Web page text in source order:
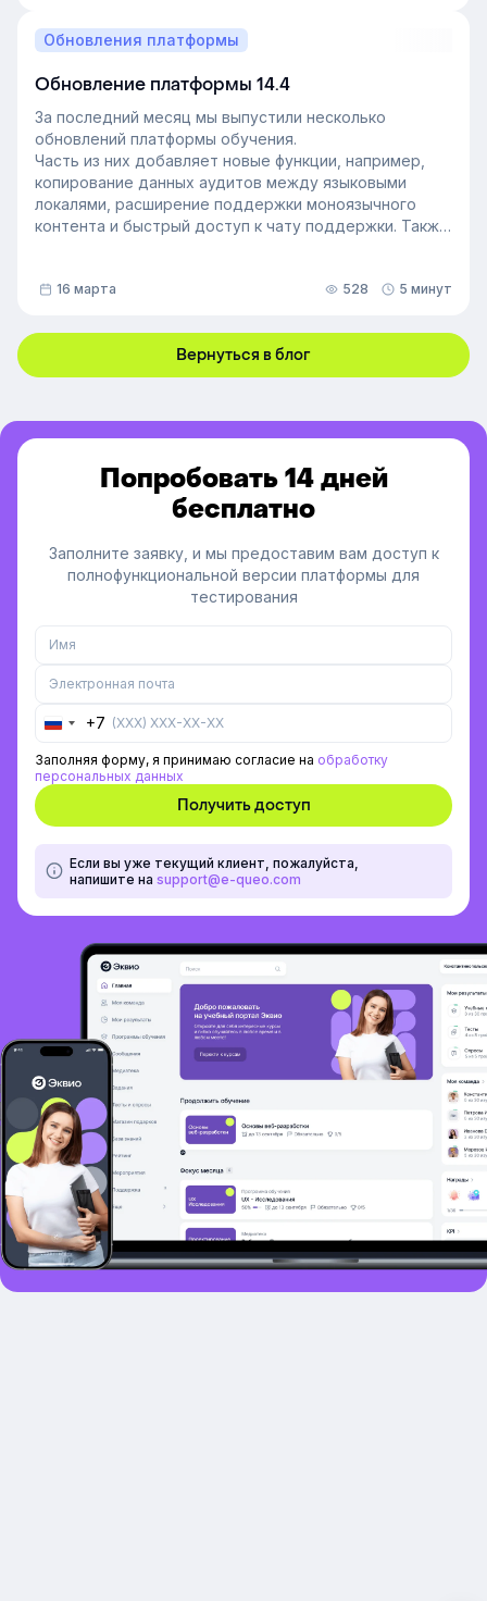
процессы в компании и умеет выстраивать
искренние отношения с людьми. Выявление
неформальных лидеров и применение их навыков
может стать стратегией управления персоналом,
которая повысит производительность и создаст
более позитивную корпоративную культуру. Как это
сделать — рассказали в статье.
Обновления платформы
Обновление платформы 14.4
За последний месяц мы выпустили несколько
обновлений платформы обучения.
Часть из них добавляет новые функции, например,
копирование данных аудитов между языковыми
локалями, расширение поддержки моноязычного
контента и быстрый доступ к чату поддержки. Также
доступов, добавили фильтрацию данных по точному
платформы.
16 марта 528 5 минут
Вернуться в блог
Попробовать 14 дней
бесплатно
Заполните заявку, и мы предоставим вам доступ к
полнофункциональной версии платформы для
тестирования
Russia
+7
Заполняя форму, я принимаю согласие на обработку
персональных данных
Если вы уже текущий клиент, пожалуйста,
напишите на support@e-queo.com